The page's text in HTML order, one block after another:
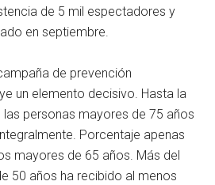
de 5 mil espectadores y
en septiembre.
de prevención
un elemento decisivo. Hasta la
personas mayores de 75 años
Porcentaje apenas
mayores de 65 años. Más del
50 años ha recibido al menos